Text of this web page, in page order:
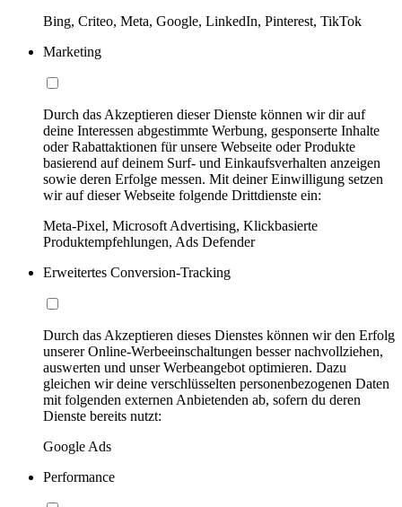
Bing, Criteo, Meta, Google, LinkedIn, Pinterest, TikTok
Marketing
Durch das Akzeptieren dieser Dienste können wir dir auf
deine Interessen abgestimmte Werbung, gesponserte Inhalte
oder Rabattaktionen für unsere Webseite oder Produkte
basierend auf deinem Surf- und Einkaufsverhalten anzeigen
sowie deren Erfolge messen. Mit deiner Einwilligung setzen
wir auf dieser Webseite folgende Drittdienste ein:
Meta-Pixel, Microsoft Advertising, Klickbasierte
Produktempfehlungen, Ads Defender
Erweitertes Conversion-Tracking
Durch das Akzeptieren dieses Dienstes können wir den Erfolg
unserer Online-Werbeeinschaltungen besser nachvollziehen,
auswerten und unser Werbeangebot optimieren. Dazu
gleichen wir deine verschlüsselten personenbezogenen Daten
mit folgenden externen Anbietenden ab, sofern du deren
Dienste bereits nutzt:
Google Ads
Performance